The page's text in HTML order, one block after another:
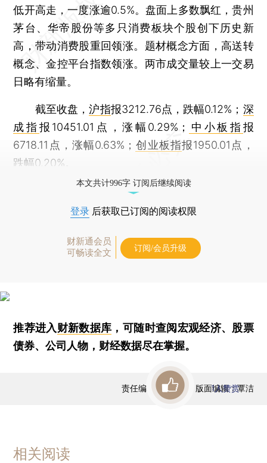
低开高走，一度涨逾0.5%。盘面上多数飘红，贵州
茅台、华帝股份等多只消费板块个股创下历史新
高，带动消费股重回领涨。题材概念方面，高送转
概念、金控平台指数领涨。两市成交量较上一交易
日略有缩量。
截至收盘，沪指报3212.76点，跌幅0.12%； 深
成指 报10451.01点，涨幅0.29%； 中小板指 报
6718.11点，涨幅0.63%； 创业板指报1950.01点，
跌幅0.20%。
本文共计996字 订阅后继续阅读
登录 后获取已订阅的阅读权限
财新通会员
可畅读全文
订阅/会员升级
推荐进入财新数据库 ，可随时查阅宏观经济、股票
债券、公司人物，财经数据尽在掌握。
责任编辑：曹文姣 | 版面编辑：覃洁
1人赞赏
相关阅读